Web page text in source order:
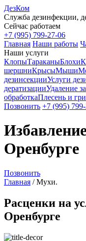
ДезКом
Служба дезинфекции,
Сейчас работаем
+7 (995) 799-27-06
Главная Наши работы
Наши услуги
КлопыТараканыБлохи
шершниКрысыМыши
дезинсекцииУслуги
дератизацииУдаление
обработкаПлесень и
Позвонить +7 (995)
Оренбурге
Позвонить
Главная /Мухи.
Расценки на
Оренбурге